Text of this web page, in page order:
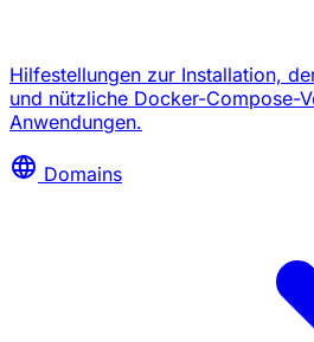
Hilfestellungen zur Installation,
und nützliche Docker-Compose-
Anwendungen.
Domains